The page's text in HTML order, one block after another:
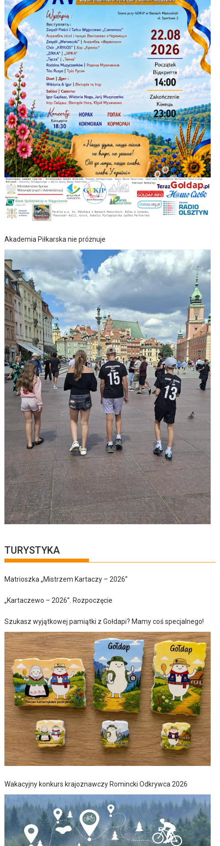
Akademia Piłkarska nie próżnuje
TURYSTYKA
Matrioszka „Mistrzem Kartaczy – 2026”
„Kartaczewo – 2026”. Rozpoczęcie
Szukasz wyjątkowej pamiątki z Gołdapi? Mamy coś specjalnego!
Wakacyjny konkurs krajoznawczy Romincki Odkrywca 2026